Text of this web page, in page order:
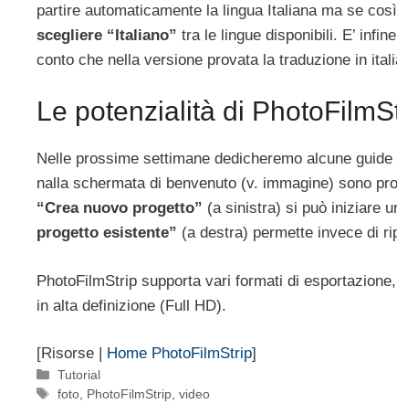
partire automaticamente la lingua Italiana ma se
scegliere “Italiano” tra le lingue disponibili. E’
conto che nella versione provata la traduzione in
Le potenzialità di
Nelle prossime settimane dedicheremo alcune
nalla schermata di benvenuto (v. immagine) sono
“Crea nuovo progetto” (a sinistra) si può iniziare
progetto esistente” (a destra) permette invece di
PhotoFilmStrip supporta vari formati di
in alta definizione (Full HD).
[Risorse | Home PhotoFilmStrip]
Categorie
Tutorial
Tag
foto PhotoFilmStrip ,video